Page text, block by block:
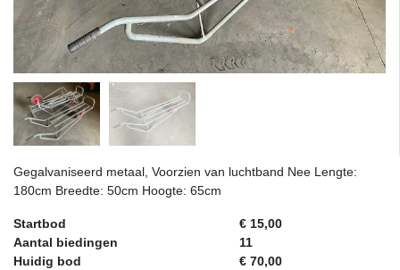
Gegalvaniseerd metaal, Voorzien van luchtband Nee Lengte:
180cm Breedte: 50cm Hoogte: 65cm
Startbod
€ 15,00
Aantal biedingen
11
Huidig bod
€ 70,00